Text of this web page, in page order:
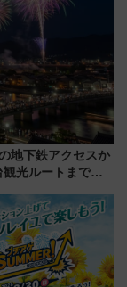
地下鉄アクセスか
光ルートまで解